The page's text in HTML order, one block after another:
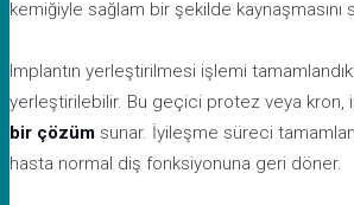
kemiğiyle sağlam bir şekilde kaynaşmasını
Implantın yerleştirilmesi işlemi
yerleştirilebilir. Bu geçici protez veya kron,
bir çözüm sunar. İyileşme süreci
hasta normal diş fonksiyonuna geri döner.